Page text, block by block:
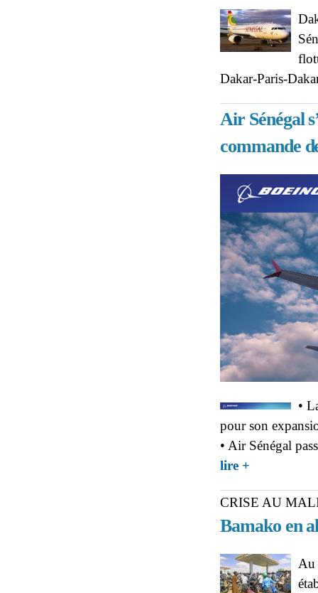
Dakar-Paris-
Air Sénégal
commande
•
pour son
• Air Sénégal
lire +
CRISE AU
Bamako en
Au